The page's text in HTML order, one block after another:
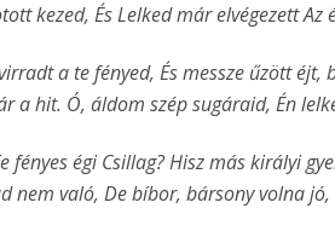
kezed, És Lelked már elvégezett
a te fényed, És messze űzött éjt,
a hit. Ó, áldom szép sugáraid, Én
fényes égi Csillag? Hisz más királyi
nem való, De bíbor, bársony volna